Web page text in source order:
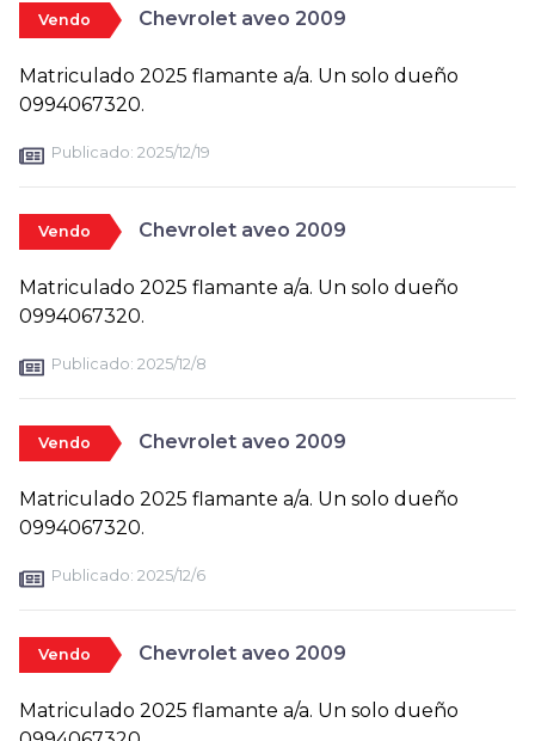
Vendo Chevrolet aveo 2009
Matriculado 2025 flamante a/a. Un solo dueño
0994067320.
Publicado: 2025/12/19
Vendo Chevrolet aveo 2009
Matriculado 2025 flamante a/a. Un solo dueño
0994067320.
Publicado: 2025/12/8
Vendo Chevrolet aveo 2009
Matriculado 2025 flamante a/a. Un solo dueño
0994067320.
Publicado: 2025/12/6
Vendo Chevrolet aveo 2009
Matriculado 2025 flamante a/a. Un solo dueño